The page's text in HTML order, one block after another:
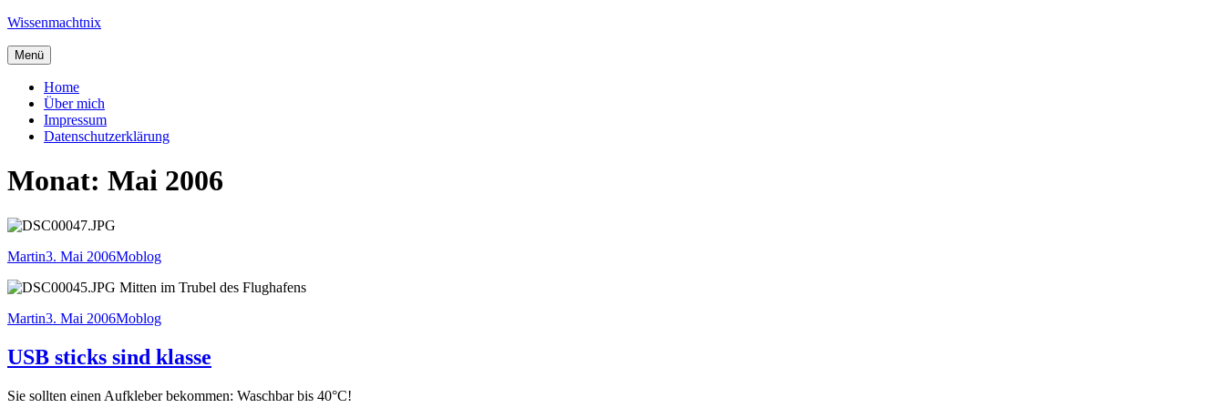
Zum
springen
Wissenmachtnix
Menü
Home
Über mich
Impressum
Datenschutzerklärung
Monat: Mai 2006
Autor
MartinVeröffentlicht
3. Mai 2006Kategorien
Moblog
Mitten im Trubel des Flughafens
Autor
MartinVeröffentlicht
3. Mai 2006Kategorien
Moblog
USB sticks sind klasse
Sie sollten einen Aufkleber bekommen: Waschbar bis 40°C!